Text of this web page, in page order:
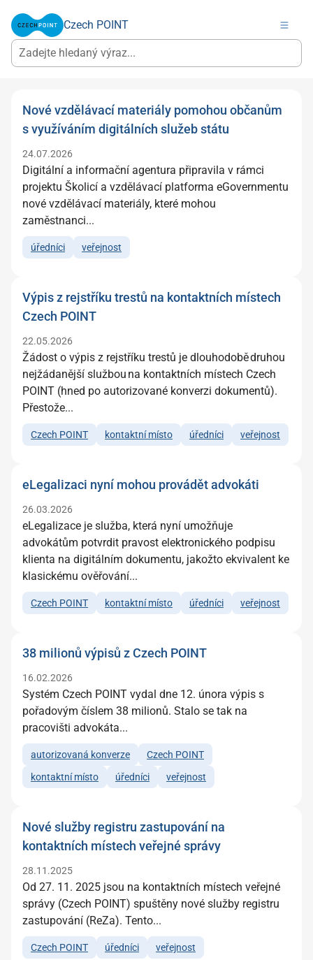
Czech POINT
Nové vzdělávací materiály pomohou občanům
s využíváním digitálních služeb státu
24.07.2026
Digitální a informační agentura připravila v rámci
projektu Školicí a vzdělávací platforma eGovernmentu
nové vzdělávací materiály, které mohou
zaměstnanci...
úředníci veřejnost
Výpis z rejstříku trestů na kontaktních místech
Czech POINT
22.05.2026
Žádost o výpis z rejstříku trestů je dlouhodobě druhou
nejžádanější službou na kontaktních místech Czech
POINT (hned po autorizované konverzi dokumentů).
Přestože...
Czech POINT kontaktní místo úředníci veřejnost
eLegalizaci nyní mohou provádět advokáti
26.03.2026
eLegalizace je služba, která nyní umožňuje
advokátům potvrdit pravost elektronického podpisu
klienta na digitálním dokumentu, jakožto ekvivalent ke
klasickému ověřování...
Czech POINT kontaktní místo úředníci veřejnost
38 milionů výpisů z Czech POINT
16.02.2026
Systém Czech POINT vydal dne 12. února výpis s
pořadovým číslem 38 milionů. Stalo se tak na
pracovišti advokáta...
autorizovaná konverze
Czech POINT
kontaktní místo
úředníci veřejnost
Nové služby registru zastupování na
kontaktních místech veřejné správy
28.11.2025
Od 27. 11. 2025 jsou na kontaktních místech veřejné
správy (Czech POINT) spuštěny nové služby registru
zastupování (ReZa). Tento...
Czech POINT úředníci veřejnost